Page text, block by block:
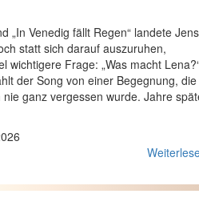
„In Venedig fällt Regen“ landete Jens
statt sich darauf auszuruhen,
wichtigere Frage: „Was macht
der Song von einer Begegnung, die
ganz vergessen wurde. Jahre